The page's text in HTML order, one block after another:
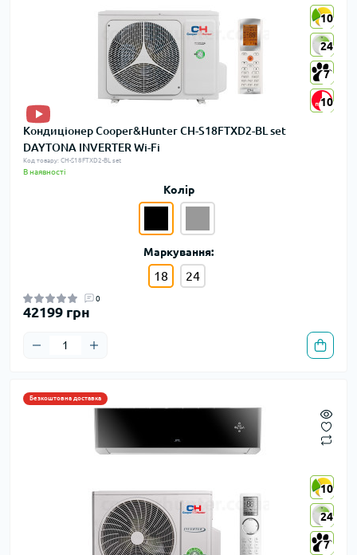
10
24
7
10
10
24
7
10
Кондиціонер Cooper&Hunter CH-S18FTXD2-BL set
DAYTONA INVERTER Wi-Fi
Код товару: CH-S18FTXD2-BL set
В наявності
Колір
Маркування:
18 24
0
42199 грн
Безкоштовна доставка
10
24
7
10
24
7